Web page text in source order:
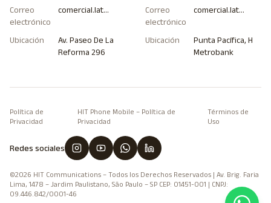
Correo
electrónico
comercial.latam.mex@hitcommunications.com
Ubicación
Av. Paseo De La
Reforma 296
Correo
electrónico
comercial.latam.pan@hitcommunications.com
Ubicación
Punta Pacífica, H
Metrobank
Política de
Privacidad
HIT Phone Mobile – Política de
Privacidad
Términos de
Uso
Redes sociales
©2026 HIT Communications – Todos los Derechos Reservados | Av. Brig. Faria
Lima, 1478 – Jardim Paulistano, São Paulo – SP CEP: 01451-001 | CNPJ:
09.446.842/0001-46